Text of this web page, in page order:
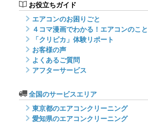
お役立ちガイド
エアコンのお困りごと
４コマ漫画でわかる！エアコンのこと
「クリピカ」体験リポート
お客様の声
よくあるご質問
アフターサービス
全国のサービスエリア
東京都のエアコンクリーニング
愛知県のエアコンクリーニング